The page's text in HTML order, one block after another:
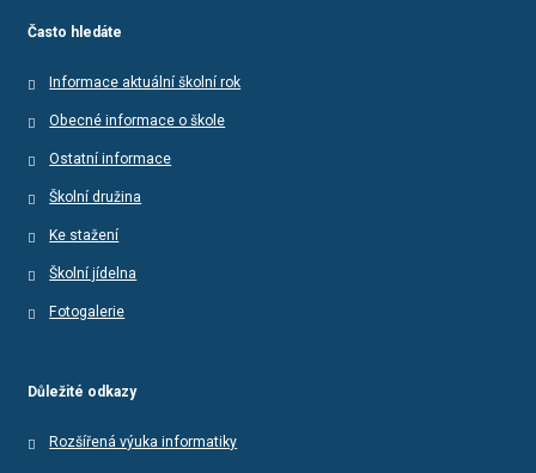
Často hledáte
Informace aktuální školní rok
Obecné informace o škole
Ostatní informace
Školní družina
Ke stažení
Školní jídelna
Fotogalerie
Důležité odkazy
Rozšířená výuka informatiky